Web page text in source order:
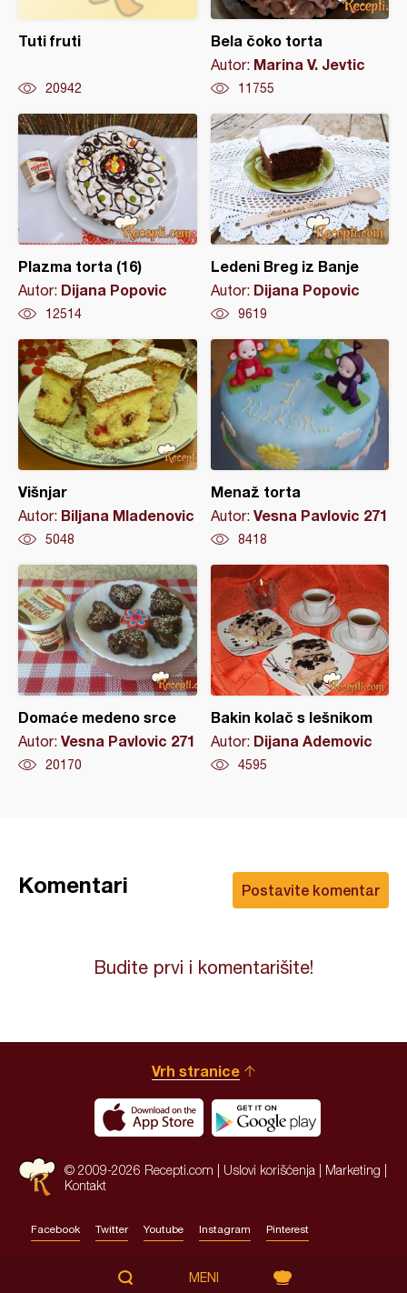
Tuti fruti
20942
Bela čoko torta
Autor: Marina V. Jevtic
11755
Plazma torta (16)
Autor: Dijana Popovic
12514
Ledeni Breg iz Banje
Autor: Dijana Popovic
9619
Višnjar
Autor: Biljana Mladenovic
5048
Menaž torta
Autor: Vesna Pavlovic 271
8418
Domaće medeno srce
Autor: Vesna Pavlovic 271
20170
Bakin kolač s lešnikom
Autor: Dijana Ademovic
4595
Postavite komentar
Komentari
Budite prvi i komentarišite!
Vrh stranice
© 2009-2026 Recepti.com | Uslovi korišćenja Marketing
Kontakt
Facebook Twitter Youtube Instagram Pinterest